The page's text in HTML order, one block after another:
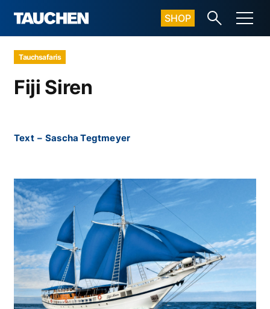
SHOP
Tauchsafaris
Fiji Siren
Text – Sascha Tegtmeyer